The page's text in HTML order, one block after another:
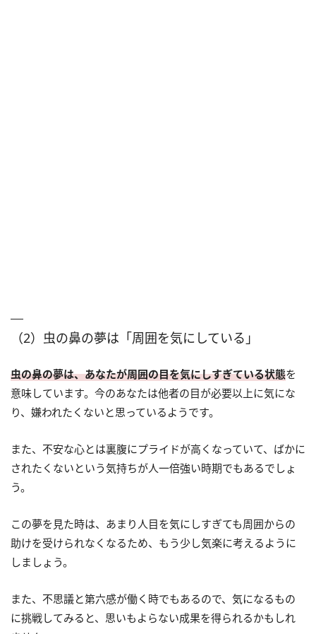
（2）虫の鼻の夢は「周囲を気にしている」
虫の鼻の夢は、あなたが周囲の目を気にしすぎている状態を
意味しています。今のあなたは他者の目が必要以上に気にな
り、嫌われたくないと思っているようです。
また、不安な心とは裏腹にプライドが高くなっていて、ばかに
されたくないという気持ちが人一倍強い時期でもあるでしょ
う。
この夢を見た時は、あまり人目を気にしすぎても周囲からの
助けを受けられなくなるため、もう少し気楽に考えるように
しましょう。
また、不思議と第六感が働く時でもあるので、気になるもの
に挑戦してみると、思いもよらない成果を得られるかもしれ